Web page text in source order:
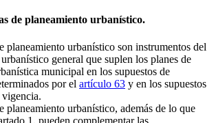
de planeamiento urbanístico.
planeamiento urbanístico son instrumentos del
general que suplen los planes de
municipal en los supuestos de
por el artículo 63 y en los supuestos
planeamiento urbanístico, además de lo que
1, pueden complementar las